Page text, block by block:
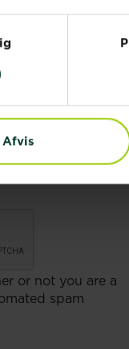
Afvis
or not you are a
spam